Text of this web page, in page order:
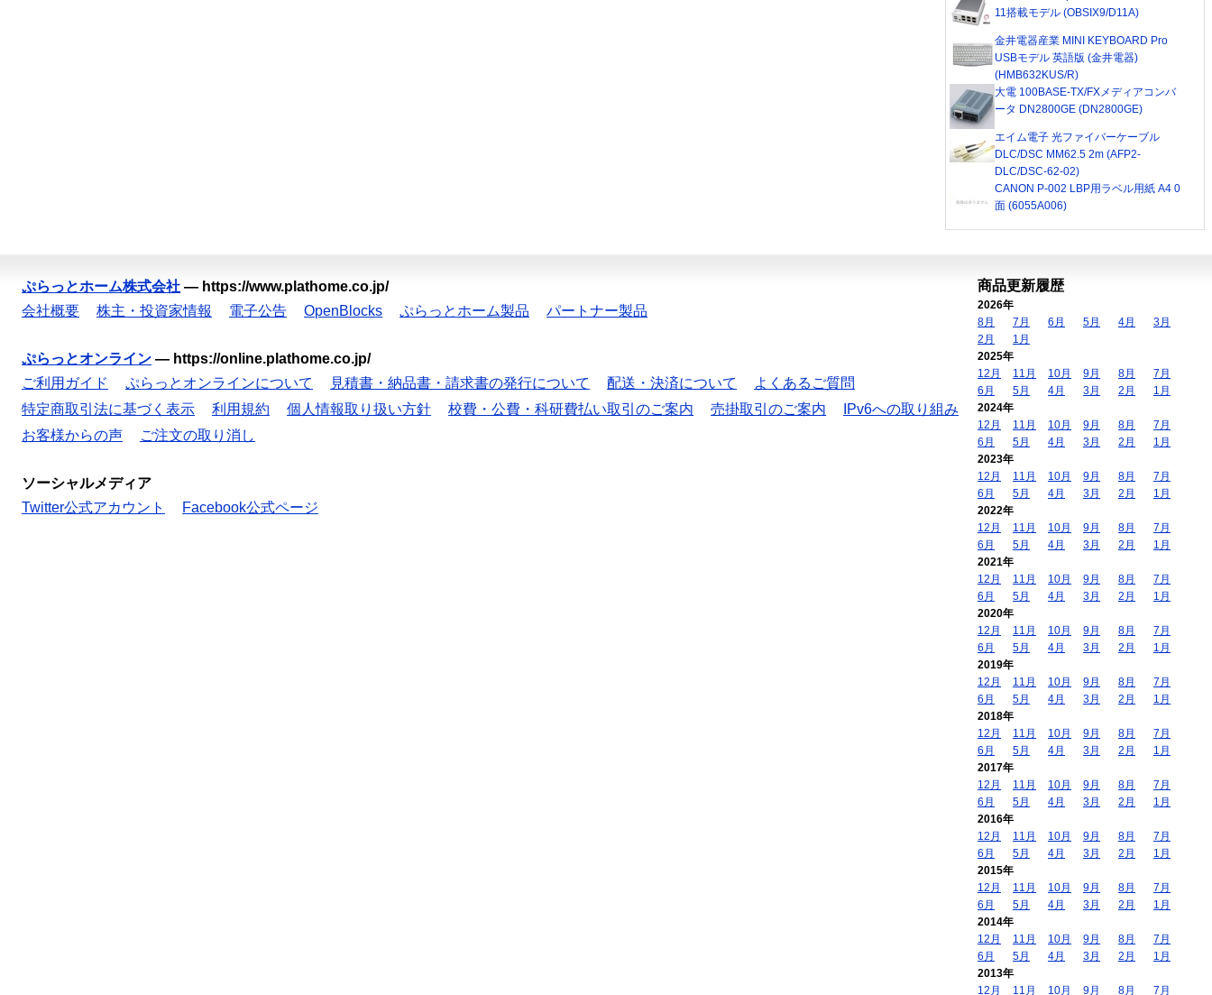
11搭載モデル (OBSIX9/D11A)
金井電器産業 MINI KEYBOARD Pro
USBモデル 英語版 (金井電器)
(HMB632KUS/R)
大電 100BASE-TX/FXメディアコンバ
ータ DN2800GE (DN2800GE)
エイム電子 光ファイバーケーブル
DLC/DSC MM62.5 2m (AFP2-
DLC/DSC-62-02)
CANON P-002 LBP用ラベル用紙 A4 0
面 (6055A006)
ぷらっとホーム株式会社 — https://www.plathome.co.jp/
会社概要
株主・投資家情報 電子公告 OpenBlocks ぷらっとホーム製品 パートナー製品
ぷらっとオンライン — https://online.plathome.co.jp/
ご利用ガイド
ぷらっとオンラインについて 見積書・納品書・請求書の発行について 配送・決済について
よくあるご質問
特定商取引法に基づく表示
利用規約 個人情報取り扱い方針 校費・公費・科研費払い取引のご案内 売掛取引のご案内
IPv6への取り組み
お客様からの声
ご注文の取り消し
ソーシャルメディア
Twitter公式アカウント
Facebook公式ページ
商品更新履歴
2026年
8月
7月 6月 5月 4月
3月
2月
1月
2025年
12月
11月 10月 9月 8月
7月
6月
5月 4月 3月 2月
1月
2024年
12月
11月 10月 9月 8月
7月
6月
5月 4月 3月 2月
1月
2023年
12月
11月 10月 9月 8月
7月
6月
5月 4月 3月 2月
1月
2022年
12月
11月 10月 9月 8月
7月
6月
5月 4月 3月 2月
1月
2021年
12月
11月 10月 9月 8月
7月
6月
5月 4月 3月 2月
1月
2020年
12月
11月 10月 9月 8月
7月
6月
5月 4月 3月 2月
1月
2019年
12月
11月 10月 9月 8月
7月
6月
5月 4月 3月 2月
1月
2018年
12月
11月 10月 9月 8月
7月
6月
5月 4月 3月 2月
1月
2017年
12月
11月 10月 9月 8月
7月
6月
5月 4月 3月 2月
1月
2016年
12月
11月 10月 9月 8月
7月
6月
5月 4月 3月 2月
1月
2015年
12月
11月 10月 9月 8月
7月
6月
5月 4月 3月 2月
1月
2014年
12月
11月 10月 9月 8月
7月
6月
5月 4月 3月 2月
1月
2013年
12月
11月 10月 9月 8月 7月